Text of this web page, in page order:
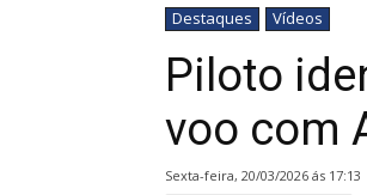
Destaques Vídeos
Piloto
voo com
sexta-feira, 20/03/2026 ás 17:13